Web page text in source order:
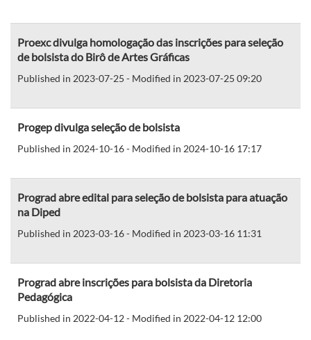
Proexc divulga homologação das inscrições para seleção
de bolsista do Birô de Artes Gráficas
Published in 2023-07-25 - Modified in 2023-07-25 09:20
Progep divulga seleção de bolsista
Published in 2024-10-16 - Modified in 2024-10-16 17:17
Prograd abre edital para seleção de bolsista para atuação
na Diped
Published in 2023-03-16 - Modified in 2023-03-16 11:31
Prograd abre inscrições para bolsista da Diretoria
Pedagógica
Published in 2022-04-12 - Modified in 2022-04-12 12:00